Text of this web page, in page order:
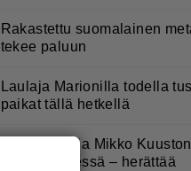
Rakastettu suomalainen
tekee paluun
Laulaja Marionilla todella
paikat tällä hetkellä
Katja Ståhl ja Mikko
jälleen yhdessä – herättää